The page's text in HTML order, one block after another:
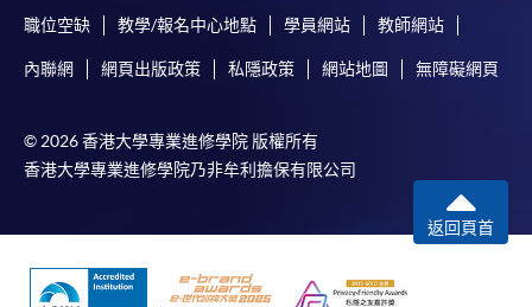
職位空缺 教學/報名中心地點 學員網站 教師網站
內聯網 網頁出版政策 私隱政策 網站地圖 無障礙網頁
© 2026 香港大學專業進修學院 版權所有
香港大學專業進修學院乃非牟利擔保有限公司
返回頁首